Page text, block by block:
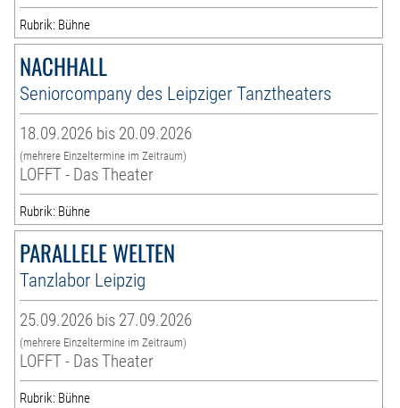
Rubrik: Bühne
NACHHALL
Seniorcompany des Leipziger Tanztheaters
18.09.2026 bis 20.09.2026
(mehrere Einzeltermine im Zeitraum)
LOFFT - Das Theater
Rubrik: Bühne
PARALLELE WELTEN
Tanzlabor Leipzig
25.09.2026 bis 27.09.2026
(mehrere Einzeltermine im Zeitraum)
LOFFT - Das Theater
Rubrik: Bühne